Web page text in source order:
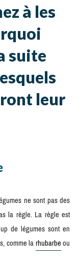
à les
suite
leur
ne sont pas des
la règle. La règle est
de légumes sont en
comme larhubarbeou